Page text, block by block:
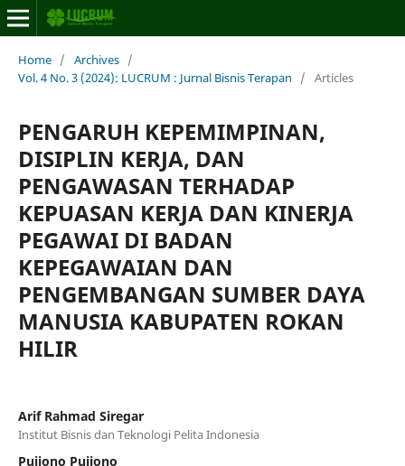
Home / Archives /
Vol. 4 No. 3 (2024): LUCRUM : Jurnal Bisnis Terapan
/ Articles
PENGARUH KEPEMIMPINAN,
DISIPLIN KERJA, DAN
PENGAWASAN TERHADAP
KEPUASAN KERJA DAN KINERJA
PEGAWAI DI BADAN
KEPEGAWAIAN DAN
PENGEMBANGAN SUMBER DAYA
MANUSIA KABUPATEN ROKAN
HILIR
Arif Rahmad Siregar
Institut Bisnis dan Teknologi Pelita Indonesia
Pujiono Pujiono